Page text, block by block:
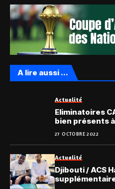
A lire aussi ...
Actualité
Eliminatoires
bien présents
27 OCTOBRE 2022
Actualité
Djibouti / ACS